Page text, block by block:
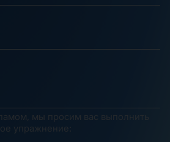
мы просим вас выполнить
упражнение: